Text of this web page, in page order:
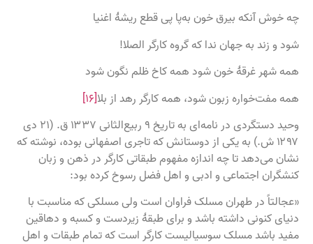
چه خوش آنکه بیرق خون به‌پا پی قطع ریشهٔ اغنیا
شود و زند به جهان ندا که گروه کارگر الصلا!
همه شهر غرقهٔ خون شود همه کاخ ظلم نگون شود
همه مفت‌خواره زبون شود، همه کارگر رهد از بلا[۱۶]
وحید دستگردی در نامه‌ای به تاریخ ۹ ربیع‌الثانی ۱۳۳۷ ق. (۲۱ دی
۱۲۹۷ ش.) به یکی از دوستانش که تاجری اصفهانی بوده، نوشته که
نشان می‌دهد تا چه اندازه مفهوم طبقاتی کارگر در ذهن و زبان
کنشگران اجتماعی و ادبی و اهل فضل رسوخ کرده بود:
«عجالتاً در طهران مسلک فراوان است ولی مسلکی که مناسبت با
دنیای کنونی داشته باشد و برای طبقهٔ زیردست و کسبه و دهاقین
مفید باشد مسلک سوسیالیست کارگر است که تمام طبقات و اهل